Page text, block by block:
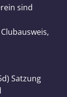
sind
Satzung